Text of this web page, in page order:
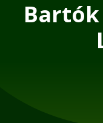
Post
navigation